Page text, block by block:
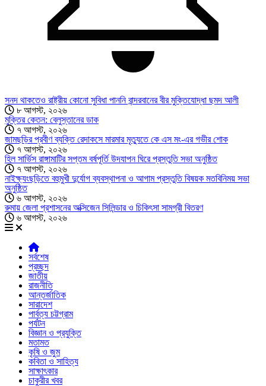
সনদ থাকতেও রাষ্ট্রীয় কোনো সুবিধা পাননি বান্দরবানের বীর মুক্তিযোদ্ধা ছমদ আলী
৮ আগস্ট, ২০২৬
মুক্তির কেতন: বেলুস্তানের ডাক
৭ আগস্ট, ২০২৬
জামছড়ির প্রবীণ ব্যক্তি রেদাকসে মারমার মৃত্যুতে কে এস মং-এর গভীর শোক
৭ আগস্ট, ২০২৬
হিল সার্ভিস রাঙ্গামাটির সপ্তম বর্ষপূর্তি উদযাপন ঘিরে প্রস্তুতি সভা অনুষ্ঠিত
৭ আগস্ট, ২০২৬
নাইক্ষ্যংছড়িতে বহুমুখী দুর্যোগ ব্যবস্থাপনা ও আগাম প্রস্তুতি বিষয়ক মতবিনিময় সভা
অনুষ্ঠিত
৬ আগস্ট, ২০২৬
রুমায় জেলা প্রশাসনের অক্সিজেন সিলিন্ডার ও চিকিৎসা সামগ্রী বিতরণ
৬ আগস্ট, ২০২৬
সর্বশেষ
প্রচ্ছদ
জাতীয়
রাজনীতি
আন্তর্জাতিক
সারাদেশ
পার্বত্য চট্টগ্রাম
পর্যটন
বিজ্ঞান ও প্রযুক্তি
মতামত
কৃষি ও জুম
কবিতা ও সাহিত্য
সাক্ষাৎকার
চাকুরীর খবর